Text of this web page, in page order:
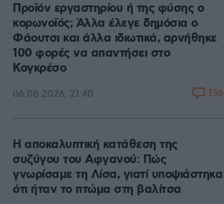
Προϊόν εργαστηρίου ή της φύσης ο
κορωνοϊός; Άλλα έλεγε δημόσια ο
Φάουτσι και άλλα ιδιωτικά, αρνήθηκε
100 φορές να απαντήσει στο
Κογκρέσο
06.08.2026, 21:40 136
Η αποκαλυπτική κατάθεση της
συζύγου του Αφγανού: Πώς
γνωρίσαμε τη Λίσα, γιατί υποψιάστηκα
ότι ήταν το πτώμα στη βαλίτσα